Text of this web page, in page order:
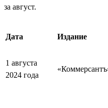
за август.
Дата Издание
1 августа
2024 года